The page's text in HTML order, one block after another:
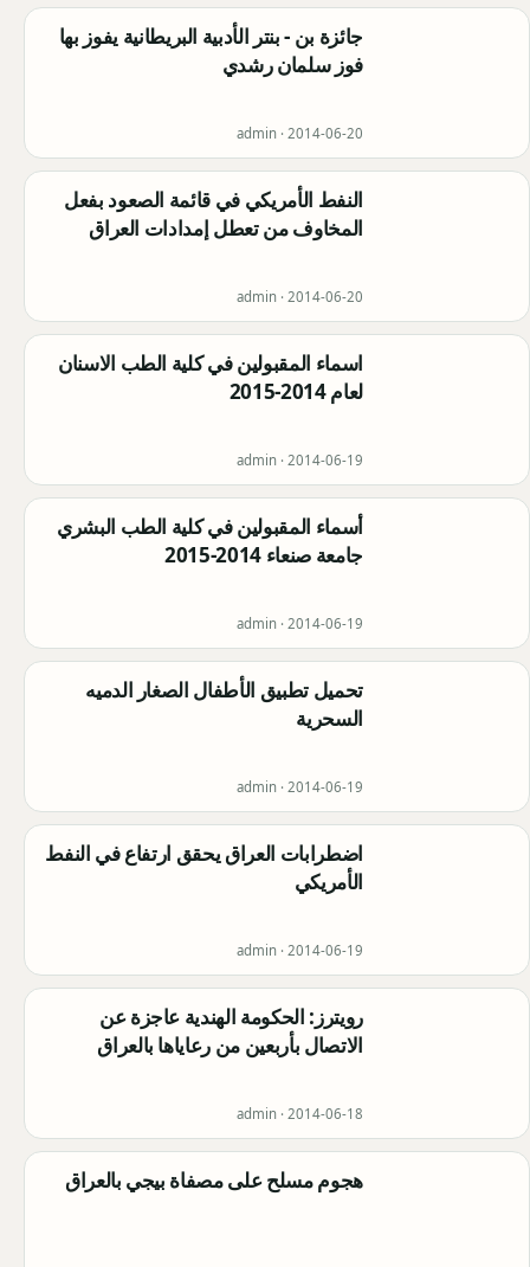
جائزة بن - بنتر الأدبية البريطانية يفوز بها
فوز سلمان رشدي
admin · 2014-06-20
النفط الأمريكي في قائمة الصعود بفعل
المخاوف من تعطل إمدادات العراق
admin · 2014-06-20
اسماء المقبولين في كلية الطب الاسنان
لعام 2014-2015
admin · 2014-06-19
أسماء المقبولين في كلية الطب البشري
جامعة صنعاء 2014-2015
admin · 2014-06-19
تحميل تطبيق الأطفال الصغار الدميه
السحرية
admin · 2014-06-19
اضطرابات العراق يحقق ارتفاع في النفط
الأمريكي
admin · 2014-06-19
رويترز: الحكومة الهندية عاجزة عن
الاتصال بأربعين من رعاياها بالعراق
admin · 2014-06-18
هجوم مسلح على مصفاة بيجي بالعراق